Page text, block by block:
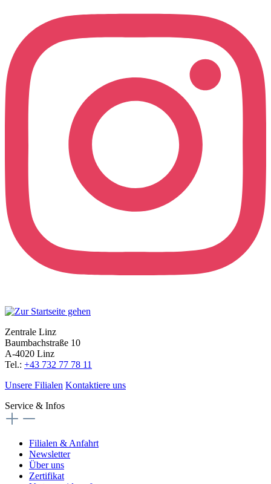
Zentrale Linz
Baumbachstraße 10
A-4020 Linz
Tel.: +43 732 77 78 11
Unsere Filialen Kontaktiere uns
Service & Infos
Filialen & Anfahrt
Newsletter
Über uns
Zertifikat